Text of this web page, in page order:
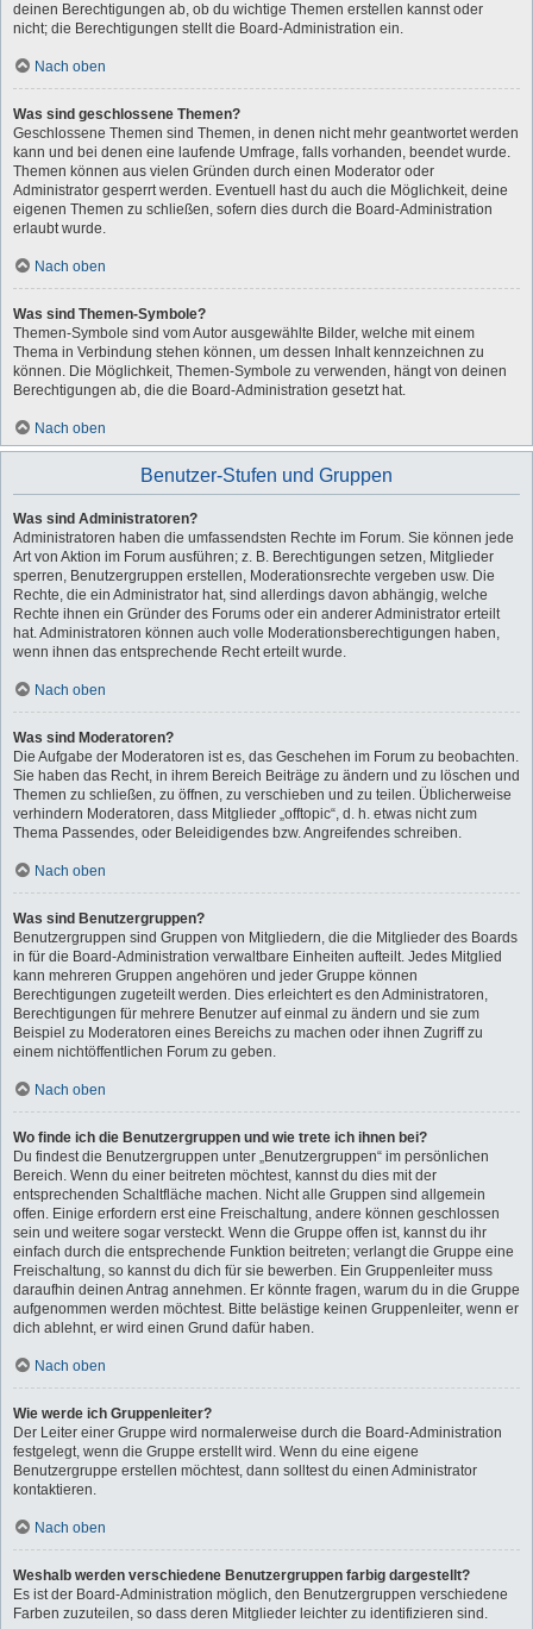
deinen Berechtigungen ab, ob du wichtige Themen erstellen kannst oder
nicht; die Berechtigungen stellt die Board-Administration ein.
Nach oben
Was sind geschlossene Themen?
Geschlossene Themen sind Themen, in denen nicht mehr geantwortet werden
kann und bei denen eine laufende Umfrage, falls vorhanden, beendet wurde.
Themen können aus vielen Gründen durch einen Moderator oder
Administrator gesperrt werden. Eventuell hast du auch die Möglichkeit, deine
eigenen Themen zu schließen, sofern dies durch die Board-Administration
erlaubt wurde.
Nach oben
Was sind Themen-Symbole?
Themen-Symbole sind vom Autor ausgewählte Bilder, welche mit einem
Thema in Verbindung stehen können, um dessen Inhalt kennzeichnen zu
können. Die Möglichkeit, Themen-Symbole zu verwenden, hängt von deinen
Berechtigungen ab, die die Board-Administration gesetzt hat.
Nach oben
Benutzer-Stufen und Gruppen
Was sind Administratoren?
Administratoren haben die umfassendsten Rechte im Forum. Sie können jede
Art von Aktion im Forum ausführen; z. B. Berechtigungen setzen, Mitglieder
sperren, Benutzergruppen erstellen, Moderationsrechte vergeben usw. Die
Rechte, die ein Administrator hat, sind allerdings davon abhängig, welche
Rechte ihnen ein Gründer des Forums oder ein anderer Administrator erteilt
hat. Administratoren können auch volle Moderationsberechtigungen haben,
wenn ihnen das entsprechende Recht erteilt wurde.
Nach oben
Was sind Moderatoren?
Die Aufgabe der Moderatoren ist es, das Geschehen im Forum zu beobachten.
Sie haben das Recht, in ihrem Bereich Beiträge zu ändern und zu löschen und
Themen zu schließen, zu öffnen, zu verschieben und zu teilen. Üblicherweise
verhindern Moderatoren, dass Mitglieder „offtopic“, d. h. etwas nicht zum
Thema Passendes, oder Beleidigendes bzw. Angreifendes schreiben.
Nach oben
Was sind Benutzergruppen?
Benutzergruppen sind Gruppen von Mitgliedern, die die Mitglieder des Boards
in für die Board-Administration verwaltbare Einheiten aufteilt. Jedes Mitglied
kann mehreren Gruppen angehören und jeder Gruppe können
Berechtigungen zugeteilt werden. Dies erleichtert es den Administratoren,
Berechtigungen für mehrere Benutzer auf einmal zu ändern und sie zum
Beispiel zu Moderatoren eines Bereichs zu machen oder ihnen Zugriff zu
einem nichtöffentlichen Forum zu geben.
Nach oben
Wo finde ich die Benutzergruppen und wie trete ich ihnen bei?
Du findest die Benutzergruppen unter „Benutzergruppen“ im persönlichen
Bereich. Wenn du einer beitreten möchtest, kannst du dies mit der
entsprechenden Schaltfläche machen. Nicht alle Gruppen sind allgemein
offen. Einige erfordern erst eine Freischaltung, andere können geschlossen
sein und weitere sogar versteckt. Wenn die Gruppe offen ist, kannst du ihr
einfach durch die entsprechende Funktion beitreten; verlangt die Gruppe eine
Freischaltung, so kannst du dich für sie bewerben. Ein Gruppenleiter muss
daraufhin deinen Antrag annehmen. Er könnte fragen, warum du in die Gruppe
aufgenommen werden möchtest. Bitte belästige keinen Gruppenleiter, wenn er
dich ablehnt, er wird einen Grund dafür haben.
Nach oben
Wie werde ich Gruppenleiter?
Der Leiter einer Gruppe wird normalerweise durch die Board-Administration
festgelegt, wenn die Gruppe erstellt wird. Wenn du eine eigene
Benutzergruppe erstellen möchtest, dann solltest du einen Administrator
kontaktieren.
Nach oben
Weshalb werden verschiedene Benutzergruppen farbig dargestellt?
Es ist der Board-Administration möglich, den Benutzergruppen verschiedene
Farben zuzuteilen, so dass deren Mitglieder leichter zu identifizieren sind.